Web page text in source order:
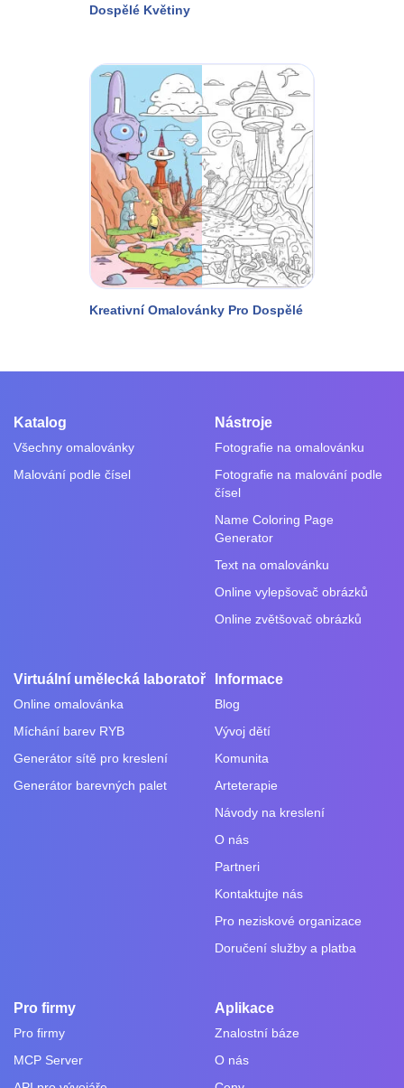
Dospělé Květiny
Kreativní Omalovánky Pro Dospělé
Katalog
Všechny omalovánky
Malování podle čísel
Nástroje
Fotografie na omalovánku
Fotografie na malování podle
čísel
Name Coloring Page
Generator
Text na omalovánku
Online vylepšovač obrázků
Online zvětšovač obrázků
Virtuální umělecká laboratoř
Online omalovánka
Míchání barev RYB
Generátor sítě pro kreslení
Generátor barevných palet
Informace
Blog
Vývoj dětí
Komunita
Arteterapie
Návody na kreslení
O nás
Partneri
Kontaktujte nás
Pro neziskové organizace
Doručení služby a platba
Pro firmy
Pro firmy
MCP Server
Aplikace
Znalostní báze
O nás